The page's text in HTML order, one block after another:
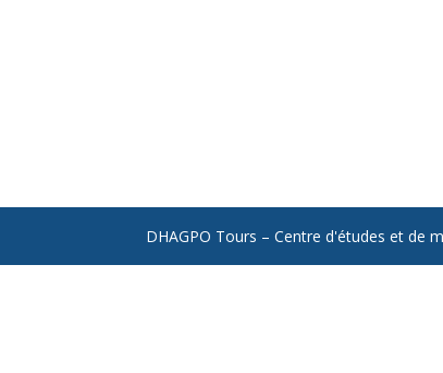
DHAGPO Tours – Centre d'études et de